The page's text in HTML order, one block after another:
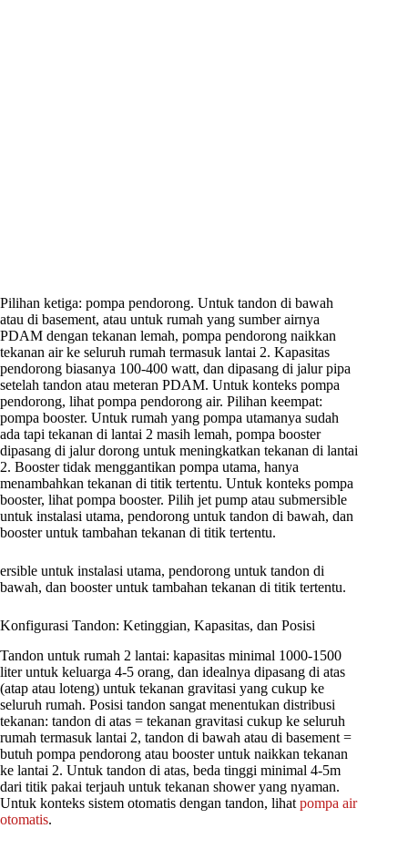
Pilihan ketiga: pompa pendorong. Untuk tandon di bawah
atau di basement, atau untuk rumah yang sumber airnya
PDAM dengan tekanan lemah, pompa pendorong naikkan
tekanan air ke seluruh rumah termasuk lantai 2. Kapasitas
pendorong biasanya 100-400 watt, dan dipasang di jalur pipa
setelah tandon atau meteran PDAM. Untuk konteks pompa
pendorong, lihat pompa pendorong air. Pilihan keempat:
pompa booster. Untuk rumah yang pompa utamanya sudah
ada tapi tekanan di lantai 2 masih lemah, pompa booster
dipasang di jalur dorong untuk meningkatkan tekanan di lantai
2. Booster tidak menggantikan pompa utama, hanya
menambahkan tekanan di titik tertentu. Untuk konteks pompa
booster, lihat pompa booster. Pilih jet pump atau submersible
untuk instalasi utama, pendorong untuk tandon di bawah, dan
booster untuk tambahan tekanan di titik tertentu.
ersible untuk instalasi utama, pendorong untuk tandon di
bawah, dan booster untuk tambahan tekanan di titik tertentu.
Konfigurasi Tandon: Ketinggian, Kapasitas, dan Posisi
Tandon untuk rumah 2 lantai: kapasitas minimal 1000-1500
liter untuk keluarga 4-5 orang, dan idealnya dipasang di atas
(atap atau loteng) untuk tekanan gravitasi yang cukup ke
seluruh rumah. Posisi tandon sangat menentukan distribusi
tekanan: tandon di atas = tekanan gravitasi cukup ke seluruh
rumah termasuk lantai 2, tandon di bawah atau di basement =
butuh pompa pendorong atau booster untuk naikkan tekanan
ke lantai 2. Untuk tandon di atas, beda tinggi minimal 4-5m
dari titik pakai terjauh untuk tekanan shower yang nyaman.
Untuk konteks sistem otomatis dengan tandon, lihat pompa air
otomatis.